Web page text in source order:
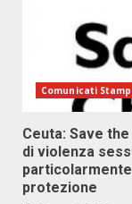
Comunicati
Ceuta: Save
di violenza
protezione